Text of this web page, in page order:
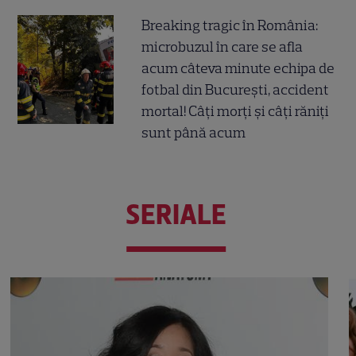
Breaking tragic în România:
microbuzul în care se afla
acum câteva minute echipa de
fotbal din București, accident
mortal! Câți morți și câți răniți
sunt până acum
SERIALE